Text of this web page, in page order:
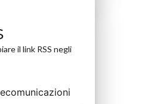
il link RSS negli